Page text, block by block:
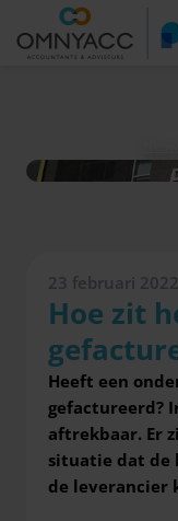
23 februari 2022
Hoe zit
Heeft een
gefactureerd?
aftrekbaar. Er
situatie dat de
de leverancier